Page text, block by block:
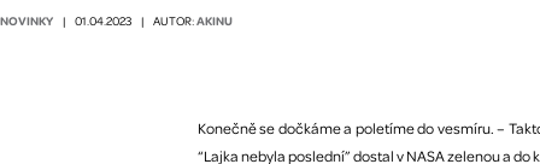
NOVINKY | 01.04.2023 | AUTOR:AKINU
Konečně se dočkáme a poletíme do vesmíru. –
“Lajka nebyla poslední” dostal v NASA zelenou a